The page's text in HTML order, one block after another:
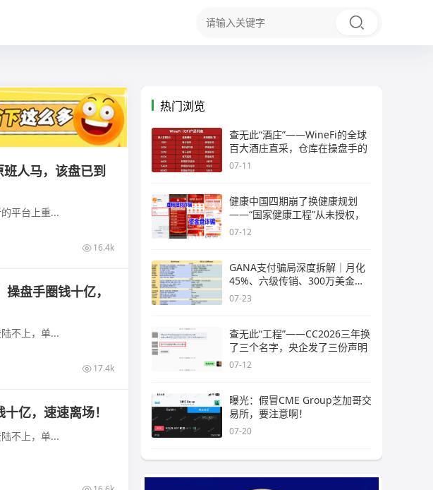
人马，该盘已到
平台上重...
16.4k
盘手圈钱十亿，
不上，单...
17.4k
亿，速速离场！
不上，单...
热门浏览
查无此“酒庄”——WineFi的全球
百大酒庄直采，仓库在操盘手的
07-11
健康中国四期崩了换健康规划
——“国家健康工程”从未授权，
07-12
GANA支付骗局深度拆解｜月化
45%、六级传销、300万美金窟
窿，拉菲
07-23
查无此“工程”——CC2026三年换
了三个名字，央企发了三份声明
07-12
曝光：假冒CME Group芝加哥交
易所，要注意啊！
07-20